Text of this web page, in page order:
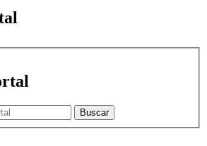
Buscar